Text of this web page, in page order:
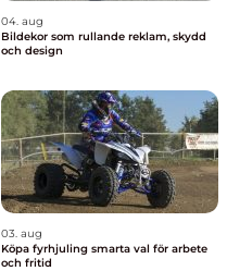
04. aug
Bildekor som rullande reklam, skydd
och design
03. aug
Köpa fyrhjuling smarta val för arbete
och fritid